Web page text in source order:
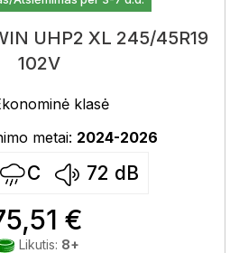
UHP2 XL 245/45R19
102V
klasė
metai: 2024-2026
C 72 dB
€
Likutis: 8+